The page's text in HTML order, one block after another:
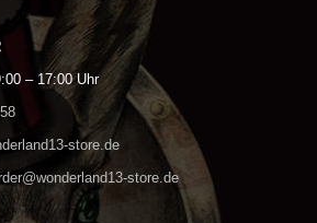
– 17:00 Uhr
store.de
store.de